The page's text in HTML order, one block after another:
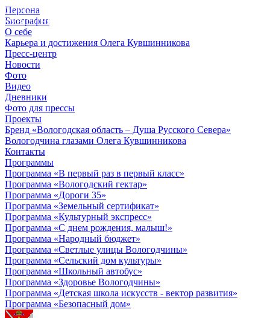
Персона
Биография
О себе
Карьера и достижения Олега Кувшинникова
Пресс-центр
Новости
Фото
Видео
Дневники
Фото для прессы
Проекты
Бренд «Вологодская область – Душа Русского Севера»
Вологодчина глазами Олега Кувшинникова
Контакты
Программы
Программа «В первый раз в первый класс»
Программа «Вологодский гектар»
Программа «Дороги 35»
Программа «Земельный сертификат»
Программа «Культурный экспресс»
Программа «С днем рождения, малыш!»
Программа «Народный бюджет»
Программа «Светлые улицы Вологодчины»
Программа «Сельский дом культуры»
Программа «Школьный автобус»
Программа «Здоровье Вологодчины»
Программа «Детская школа искусств - вектор развития»
Программа «Безопасный дом»
© 2012 - 2023,
КУВШИННИКОВ О.А.